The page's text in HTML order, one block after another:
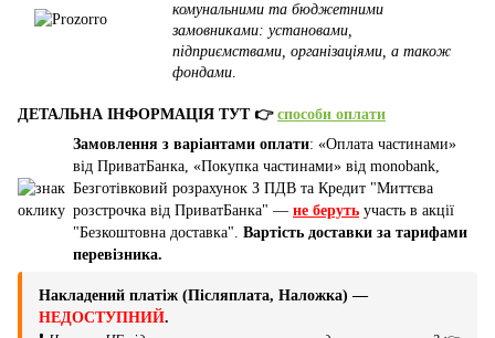
комунальними та бюджетними
замовниками: установами,
підприємствами, організаціями, а також
фондами
ДЕТАЛЬНА ІНФОРМАЦІЯ ТУТ 👉 способи оплати
Замовлення з варіантами оплати: «Оплата частинами»
від ПриватБанка, «Покупка частинами» від monobank,
Безготівковий розрахунок З ПДВ та Кредит "Миттєва
розстрочка від ПриватБанка" — не беруть участь в акції
"Безкоштовна доставка". Вартість доставки за тарифами
перевізника.
Накладений платіж (Післяплата, Наложка) —
НЕДОСТУПНИЙ.